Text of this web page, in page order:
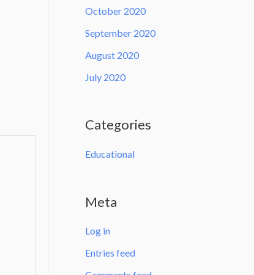
October 2020
September 2020
August 2020
July 2020
Categories
Educational
Meta
Log in
Entries feed